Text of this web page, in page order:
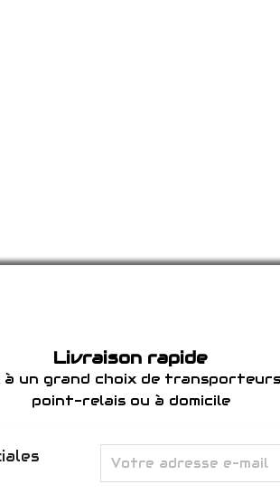
Livraison rapide
à un grand choix de
point-relais ou à domicile